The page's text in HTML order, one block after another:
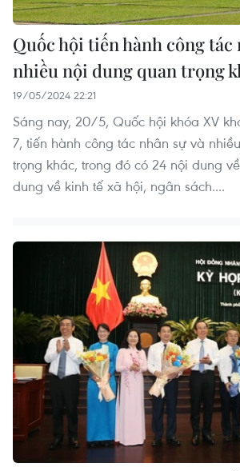
Quốc hội tiến hành công tác
nhiều nội dung quan trọng
19/05/2024 22:21
Sáng nay, 20/5, Quốc hội khóa XV
7, tiến hành công tác nhân sự và
trọng khác, trong đó có 24 nội dung
dung về kinh tế xã hội, ngân sách....